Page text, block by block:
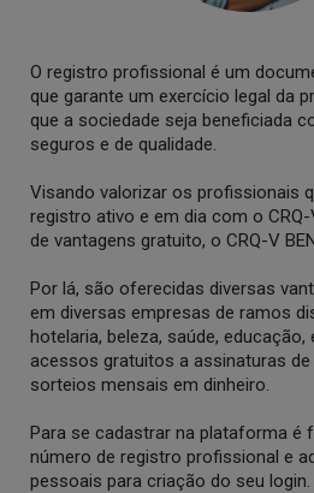
O registro profissional é um
que garante um exercício legal da
que a sociedade seja beneficiada
seguros e de qualidade.
Visando valorizar os profissionais
registro ativo e em dia com o
de vantagens gratuito, o CRQ-V
Por lá, são oferecidas diversas
em diversas empresas de ramos
hotelaria, beleza, saúde,
acessos gratuitos a assinaturas de
sorteios mensais em dinheiro.
Para se cadastrar na plataforma é
número de registro profissional e
pessoais para criação do seu login.